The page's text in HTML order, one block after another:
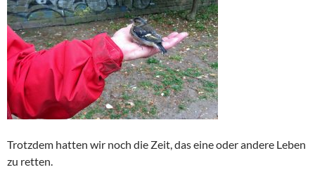
Trotzdem hatten wir noch die Zeit, das eine oder andere Leben
zu retten.